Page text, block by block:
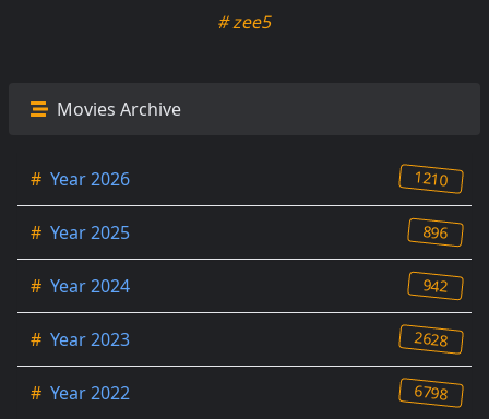
# zee5
Movies Archive
# Year 2026 1210
# Year 2025 896
# Year 2024 942
# Year 2023 2628
# Year 2022 6798